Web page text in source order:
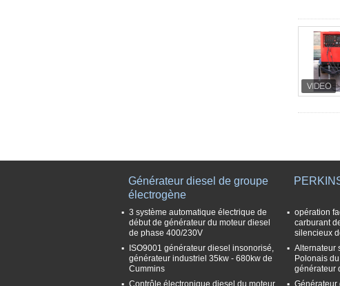
Générateur diesel de groupe
électrogène
3 système automatique électrique de
début de générateur du moteur diesel
de phase 400/230V
ISO9001 générateur diesel insonorisé,
générateur industriel 35kw - 680kw de
Cummins
Contrôle électronique diesel du moteur
opération
carburant
silencieux
Alternateur
Polonais
générateur
Générateur